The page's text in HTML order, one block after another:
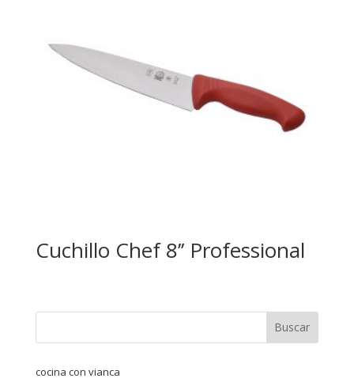
Cuchillo Chef 8’’ Professional
cocina con vianca